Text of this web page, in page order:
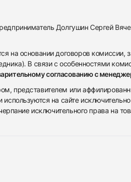
Долгушин Сергей
на основании договоров
В связи с особенностями
согласованию с
представителем или
на сайте
исключительного права на